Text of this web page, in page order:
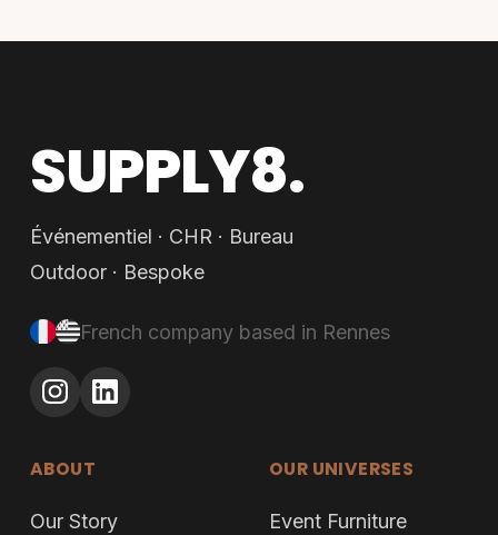
SUPPLY8.
Événementiel · CHR · Bureau
Outdoor · Bespoke
French company based in Rennes
ABOUT
Our Story
OUR UNIVERSES
Event Furniture